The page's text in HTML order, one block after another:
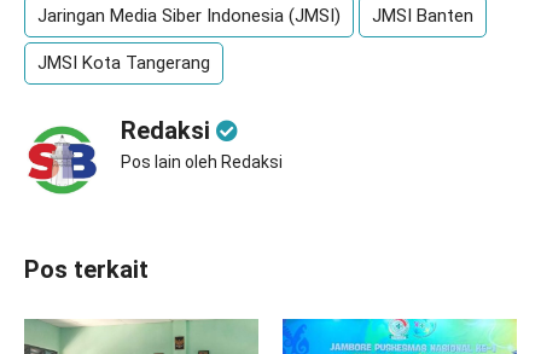
Jaringan Media Siber Indonesia (JMSI) JMSI Banten
JMSI Kota Tangerang
Redaksi
Pos lain oleh Redaksi
Pos terkait